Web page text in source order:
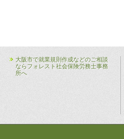
大阪市で就業規則作成などのご相談
ならフォレスト社会保険労務士事務
所へ